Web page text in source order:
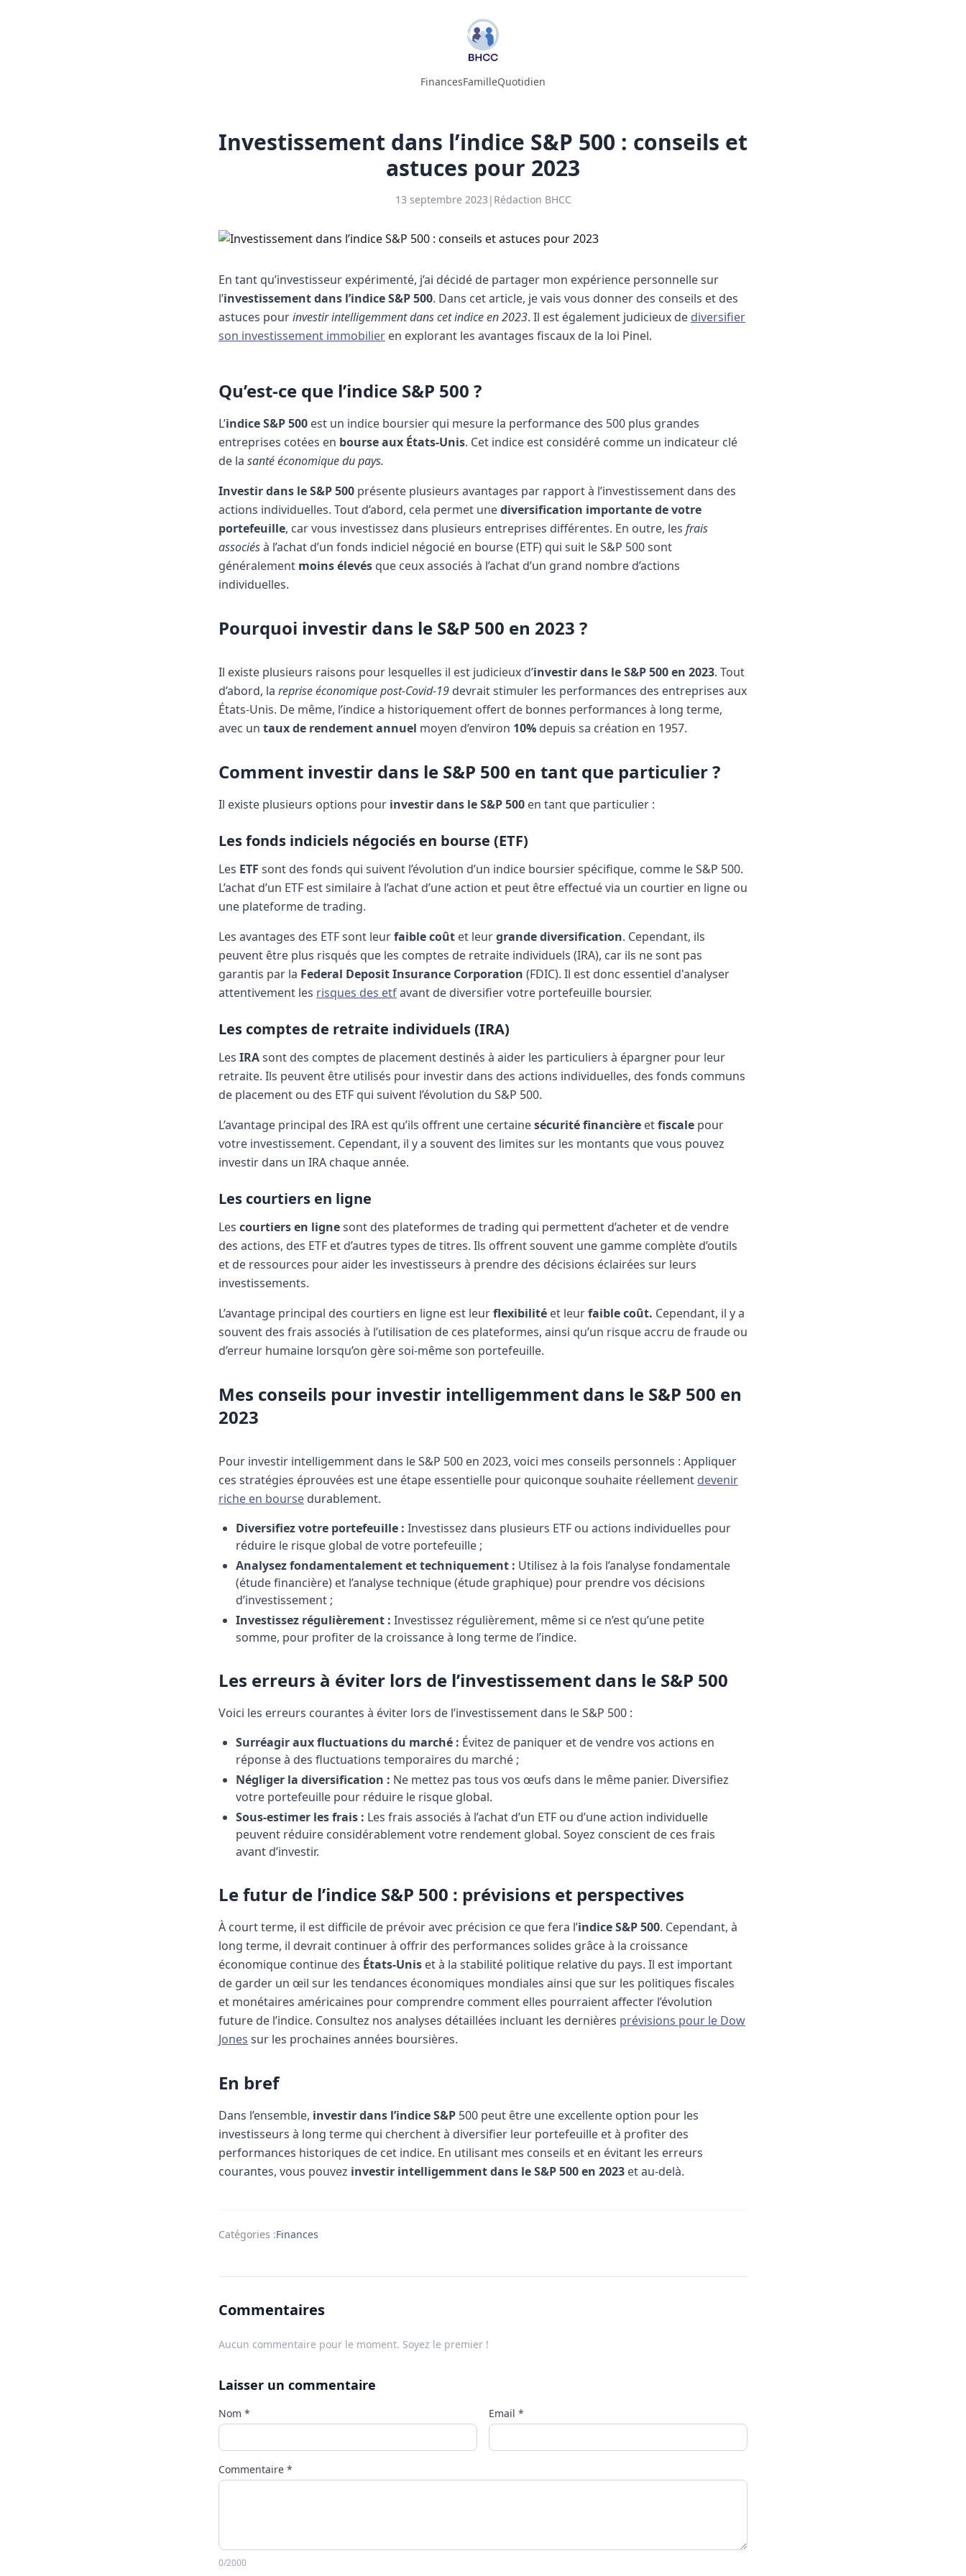
FinancesFamilleQuotidien
Investissement dans l’indice S&P 500 : conseils et
astuces pour 2023
13 septembre 2023 | Rédaction BHCC
En tant qu’investisseur expérimenté, j’ai décidé de partager mon expérience personnelle sur
l’investissement dans l’indice S&P 500. Dans cet article, je vais vous donner des conseils et des
astuces pourinvestir intelligemment dans cet indice en 2023. Il est également judicieux de diversifier
son investissement immobilier en explorant les avantages fiscaux de la loi Pinel.
Qu’est-ce que l’indice S&P 500 ?
L’indice S&P 500 est un indice boursier qui mesure la performance des 500 plus grandes
entreprises cotées en bourse aux États-Unis. Cet indice est considéré comme un indicateur clé
de la santé économique du pays.
Investir dans le S&P 500 présente plusieurs avantages par rapport à l’investissement dans des
actions individuelles. Tout d’abord, cela permet unediversification importante de votre
portefeuille, car vous investissez dans plusieurs entreprises différentes. En outre, les frais
associésà l’achat d’un fonds indiciel négocié en bourse (ETF) qui suit le S&P 500 sont
généralement moins élevés que ceux associés à l’achat d’un grand nombre d’actions
individuelles.
Pourquoi investir dans le S&P 500 en 2023 ?
Il existe plusieurs raisons pour lesquelles il est judicieux d’investir dans le S&P 500 en 2023. Tout
d’abord, la reprise économique post-Covid-19 devrait stimuler les performances des entreprises aux
États-Unis. De même, l’indice a historiquement offert de bonnes performances à long terme,
avec un taux de rendement annuel moyen d’environ 10% depuis sa création en 1957.
Comment investir dans le S&P 500 en tant que particulier ?
Il existe plusieurs options pour investir dans le S&P 500 en tant que particulier :
Les fonds indiciels négociés en bourse (ETF)
Les ETF sont des fonds qui suivent l’évolution d’un indice boursier spécifique, comme le S&P 500.
L’achat d’un ETF est similaire à l’achat d’une action et peut être effectué via un courtier en ligne ou
une plateforme de trading.
Les avantages des ETF sont leurfaible coût et leurgrande diversification. Cependant, ils
peuvent être plus risqués que les comptes de retraite individuels (IRA), car ils ne sont pas
garantis par la Federal Deposit Insurance Corporation (FDIC). Il est donc essentiel d'analyser
attentivement les risques des etfavant de diversifier votre portefeuille boursier.
Les comptes de retraite individuels (IRA)
Les IRAsont des comptes de placement destinés à aider les particuliers à épargner pour leur
retraite. Ils peuvent être utilisés pour investir dans des actions individuelles, des fonds communs
de placement ou des ETF qui suivent l’évolution du S&P 500.
L’avantage principal des IRA est qu’ils offrent une certainesécurité financière etfiscale pour
votre investissement. Cependant, il y a souvent des limites sur les montants que vous pouvez
investir dans un IRA chaque année.
Les courtiers en ligne
Les courtiers en lignesont des plateformes de trading qui permettent d’acheter et de vendre
des actions, des ETF et d’autres types de titres. Ils offrent souvent une gamme complète d’outils
et de ressources pour aider les investisseurs à prendre des décisions éclairées sur leurs
investissements.
L’avantage principal des courtiers en ligne est leurflexibilité et leurfaible coût. Cependant, il y a
souvent des frais associés à l’utilisation de ces plateformes, ainsi qu’un risque accru de fraude ou
d’erreur humaine lorsqu’on gère soi-même son portefeuille.
Mes conseils pour investir intelligemment dans le S&P 500 en
2023
Pour investir intelligemment dans le S&P 500 en 2023, voici mes conseils personnels : Appliquer
ces stratégies éprouvées est une étape essentielle pour quiconque souhaite réellement devenir
riche en bourse durablement.
Diversifiez votre portefeuille : Investissez dans plusieurs ETF ou actions individuelles pour
réduire le risque global de votre portefeuille ;
Analysez fondamentalement et techniquement : Utilisez à la fois l’analyse fondamentale
(étude financière) et l’analyse technique (étude graphique) pour prendre vos décisions
d’investissement ;
Investissez régulièrement : Investissez régulièrement, même si ce n’est qu’une petite
somme, pour profiter de la croissance à long terme de l’indice.
Les erreurs à éviter lors de l’investissement dans le S&P 500
Voici les erreurs courantes à éviter lors de l’investissement dans le S&P 500 :
Surréagir aux fluctuations du marché : Évitez de paniquer et de vendre vos actions en
réponse à des fluctuations temporaires du marché ;
Négliger la diversification : Ne mettez pas tous vos œufs dans le même panier. Diversifiez
votre portefeuille pour réduire le risque global.
Sous-estimer les frais : Les frais associés à l’achat d’un ETF ou d’une action individuelle
peuvent réduire considérablement votre rendement global. Soyez conscient de ces frais
avant d’investir.
Le futur de l’indice S&P 500 : prévisions et perspectives
À court terme, il est difficile de prévoir avec précision ce que fera l’indice S&P 500. Cependant, à
long terme, il devrait continuer à offrir des performances solides grâce à la croissance
économique continue des États-Unis et à la stabilité politique relative du pays. Il est important
de garder un œil sur les tendances économiques mondiales ainsi que sur les politiques fiscales
et monétaires américaines pour comprendre comment elles pourraient affecter l’évolution
future de l’indice. Consultez nos analyses détaillées incluant les dernières prévisions pour le Dow
Jones sur les prochaines années boursières.
En bref
Dans l’ensemble, investir dans l’indice S&P 500 peut être une excellente option pour les
investisseurs à long terme qui cherchent à diversifier leur portefeuille et à profiter des
performances historiques de cet indice. En utilisant mes conseils et en évitant les erreurs
courantes, vous pouvez investir intelligemment dans le S&P 500 en 2023 et au-delà.
Catégories :Finances
Commentaires
Aucun commentaire pour le moment. Soyez le premier !
Laisser un commentaire
Nom * Email *
Commentaire *
0/2000